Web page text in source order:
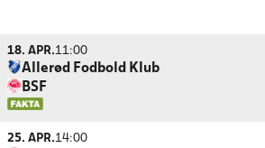
18. APR.11:00
Allerød Fodbold Klub
BSF
25. APR.14:00